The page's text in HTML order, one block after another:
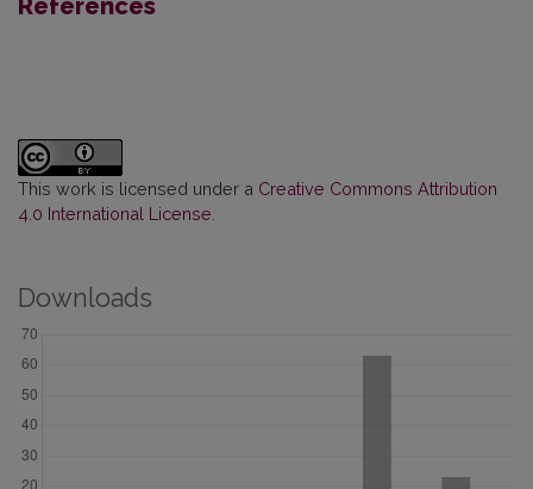
References
This work is licensed under a Creative Commons Attribution
4.0 International License
Downloads